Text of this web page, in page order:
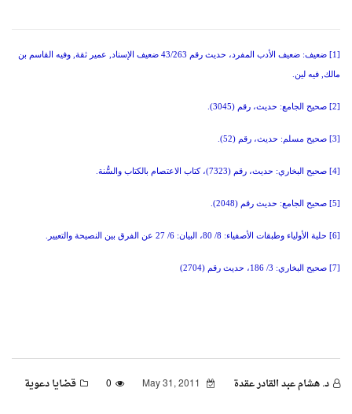
[1] ضعيف: ضعيف الأدب المفرد، حديث رقم 43/263 ضعيف الإسناد, عمير ثقة, وفيه القاسم بن
مالك, فيه لين.
[2] صحيح الجامع: حديث، رقم (3045).
[3] صحيح مسلم: حديث، رقم (52).
[4] صحيح البخاري: حديث، رقم (7323)، كتاب الاعتصام بالكتاب والسُّنة.
[5] صحيح الجامع: حديث رقم (2048).
[6] حلية الأولياء وطبقات الأصفياء: 8/ 80، البيان: 6/ 27 عن الفرق بين النصيحة والتعيير.
[7] صحيح البخاري: 3/ 186، حديث رقم (2704)
د. هشام عبد القادر عقدة 0 قضايا دعوية